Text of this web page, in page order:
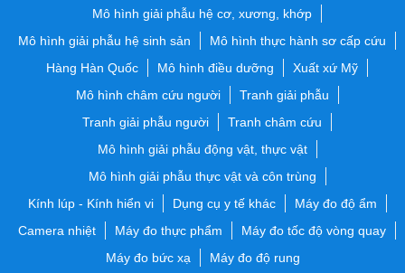
Mô hình giải phẫu hệ cơ, xương, khớp
Mô hình giải phẫu hệ sinh sản
Mô hình thực hành sơ cấp cứu
Hàng Hàn Quốc
Mô hình điều dưỡng
Xuất xứ Mỹ
Mô hình châm cứu người
Tranh giải phẫu
Tranh giải phẫu người
Tranh châm cứu
Mô hình giải phẫu động vật, thực vật
Mô hình giải phẫu thực vật và côn trùng
Kính lúp - Kính hiển vi
Dụng cụ y tế khác
Máy đo độ ẩm
Camera nhiệt
Máy đo thực phẩm
Máy đo tốc độ vòng quay
Máy đo bức xạ
Máy đo độ rung